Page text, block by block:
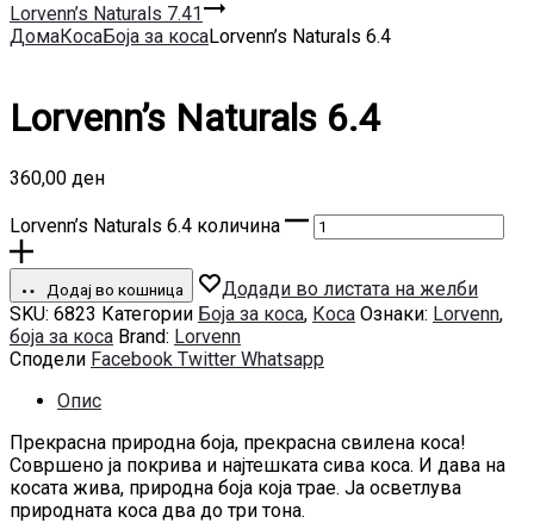
Lorvenn’s Naturals 7.41
ДомаКосаБоја за косаLorvenn’s Naturals 6.4
Lorvenn’s Naturals 6.4
360,00 ден
Lorvenn’s Naturals 6.4 количина
Додај во кошница
Додади во листата на желби
SKU: 6823 Категории Боја за коса, Коса Ознаки: Lorvenn,
боја за коса Brand: Lorvenn
Сподели Facebook Twitter Whatsapp
Опис
Прекрасна природна боја, прекрасна свилена коса!
Совршено ја покрива и најтешката сива коса. И дава на
косата жива, природна боја која трае. Ја осветлува
природната коса два до три тона.